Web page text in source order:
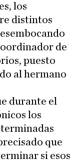
los
distintos
de
puesto
al hermano
durante el
los
que
si esos